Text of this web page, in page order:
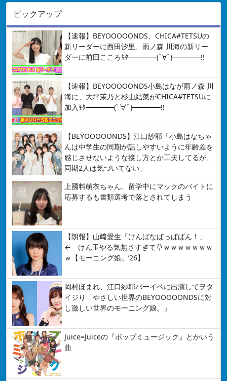
ピックアップ
【速報】BEYOOOOONDS、CHICA#TETSUの
新リーダーに西田汐里、雨ノ森 川海の新リー
ダーに前田こころｷﾀ━━━━(ﾟ∀ﾟ)━━━━!!
【速報】BEYOOOOONDS小島はなが雨ノ森 川
海に、大坪茉乃と杉山結菜がCHICA#TETSUに
加入ｷﾀ━━━━(ﾟ∀ﾟ)━━━━!!
【BEYOOOOONDS】江口紗耶「小島はなちゃ
んは中学生の同期が話しやすいように年齢差を
感じさせないような接し方とか工夫してるが、
同期2人は気づいてない」
上國料萌衣ちゃん、留学中にマックのバイトに
応募するも書類選考で落とされてしまう
【朗報】山﨑愛生「けんぱなぱっぱぱん！」
← けん玉やる気無さすぎて草ｗｗｗｗｗｗｗ
ｗ【モーニング娘。’26】
岡村ほまれ、江口紗耶バーイベに出演してヲタ
イジり「やさしい世界のBEYOOOOONDSに対
し激しい世界のモーニング娘。」
Juice=Juiceの『ポップミュージック』とかいう
曲